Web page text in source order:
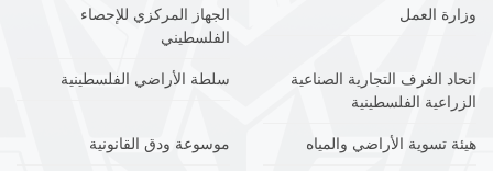
وزارة العمل
الجهاز المركزي للإحصاء
الفلسطيني
اتحاد الغرف التجارية الصناعية
الزراعية الفلسطينية
سلطة الأراضي الفلسطينية
هيئة تسوية الأراضي والمياه موسوعة ودق القانونية